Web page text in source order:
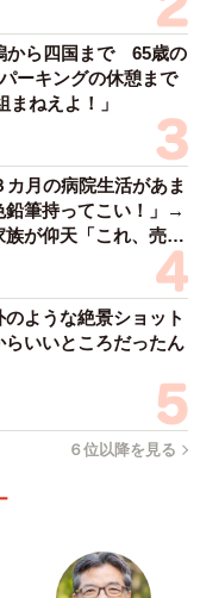
から四国まで 65歳の
ーキングの休憩まで
ねえよ！」
月の病院生活があま
鉛筆持ってこい！」→
が仰天「これ、売れ
のような絶景ショット
いいところだったん
６位以降を見る